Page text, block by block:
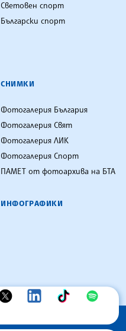
Световен спорт
Български спорт
СНИМКИ
Фотогалерия България
Фотогалерия Свят
Фотогалерия ЛИК
Фотогалерия Спорт
ПАМЕТ от фотоархива на БТА
ИНФОГРАФИКИ